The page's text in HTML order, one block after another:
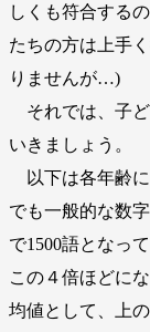
しくも符合する
たちの方は上手
りませんが…)
それでは、子ど
いきましょう。
以下は各年齢に
でも一般的な数
で1500語となっ
この４倍ほどに
均値として、上